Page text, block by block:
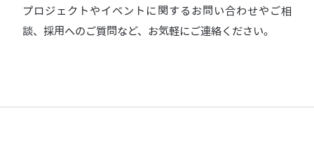
プロジェクトやイベントに関するお問い合わせやご相
談、採用へのご質問など、お気軽にご連絡ください。